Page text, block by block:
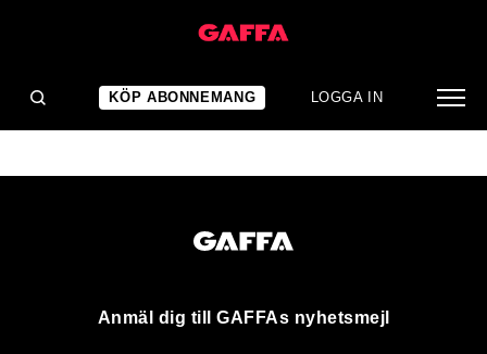
KÖP ABONNEMANG LOGGA IN
Anmäl dig till GAFFAs nyhetsmejl